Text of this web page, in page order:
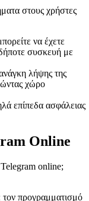
στους χρήστες
να έχετε
συσκευή με
λήψης της
χώρο
επίπεδα ασφάλειας
Online
online;
τον προγραμματισμό